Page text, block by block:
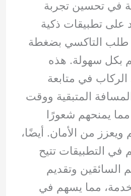
في تحسين تجربة
على تطبيقات ذكية
طلب التاكسي بضغطة
بكل سهولة. هذه
في متابعة
المتبقية ووقت
يمنحهم شعورًا
من الأمان. أيضًا،
في التطبيقات تتيح
السائقين وتقديم
مما يسهم في